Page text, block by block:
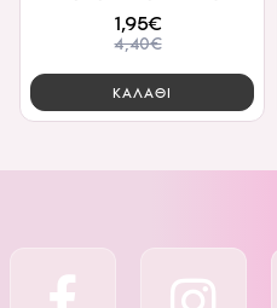
1,95€
4,40€
ΚΑΛΑΘΙ